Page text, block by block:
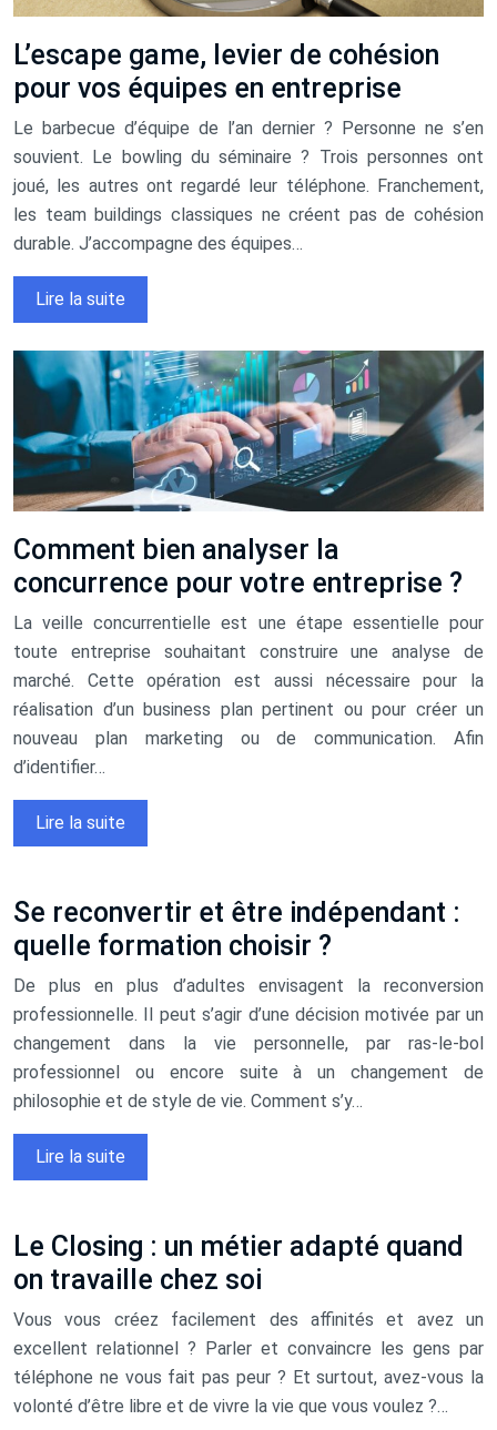
L’escape game, levier de cohésion
pour vos équipes en entreprise
Le barbecue d’équipe de l’an dernier ? Personne ne s’en
souvient. Le bowling du séminaire ? Trois personnes ont
joué, les autres ont regardé leur téléphone. Franchement,
les team buildings classiques ne créent pas de cohésion
durable. J’accompagne des équipes…
Lire la suite
Comment bien analyser la
concurrence pour votre entreprise ?
La veille concurrentielle est une étape essentielle pour
toute entreprise souhaitant construire une analyse de
marché. Cette opération est aussi nécessaire pour la
réalisation d’un business plan pertinent ou pour créer un
nouveau plan marketing ou de communication. Afin
d’identifier…
Lire la suite
Se reconvertir et être indépendant :
quelle formation choisir ?
De plus en plus d’adultes envisagent la reconversion
professionnelle. Il peut s’agir d’une décision motivée par un
changement dans la vie personnelle, par ras-le-bol
professionnel ou encore suite à un changement de
philosophie et de style de vie. Comment s’y…
Lire la suite
Le Closing : un métier adapté quand
on travaille chez soi
Vous vous créez facilement des affinités et avez un
excellent relationnel ? Parler et convaincre les gens par
téléphone ne vous fait pas peur ? Et surtout, avez-vous la
volonté d’être libre et de vivre la vie que vous voulez ?…